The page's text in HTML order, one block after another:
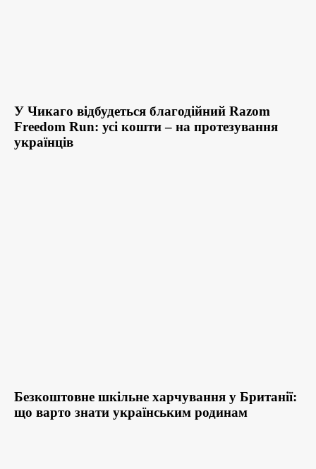
У Чикаго відбудеться благодійний Razom
Freedom Run: усі кошти – на протезування
українців
Безкоштовне шкільне харчування у Британії:
що варто знати українським родинам